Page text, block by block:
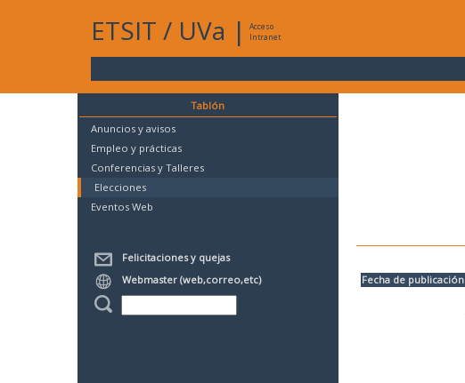
ETSIT / UVa |
Acceso
Intranet
Tablón
Anuncios y avisos
Empleo y prácticas
Conferencias y Talleres
Elecciones
Eventos Web
Felicitaciones y quejas
Webmaster (web,correo,etc)
Fecha de publicación